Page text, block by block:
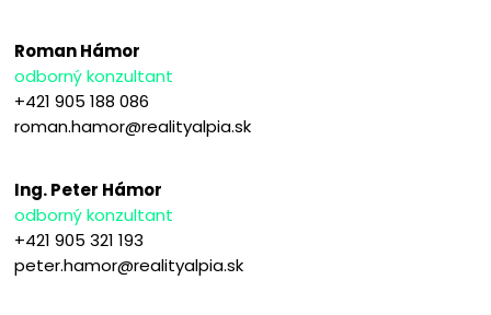
Roman Hámor
odborný konzultant
+421 905 188 086
roman.hamor@realityalpia.sk
Ing. Peter Hámor
odborný konzultant
+421 905 321 193
peter.hamor@realityalpia.sk